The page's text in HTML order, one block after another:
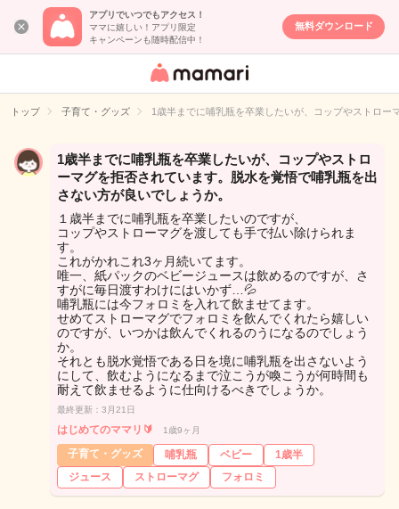
アプリでいつでもアクセス！
ママに嬉しい！アプリ限定
キャンペーンも随時配信中！
無料ダウンロード
女性専用匿名QA
イト
トップ 子育て・グッズ 1歳半までに哺乳瓶を卒業したいが、コップやストロ
1歳半までに哺乳瓶を卒業したいが、コップやストロ
ーマグを拒否されています。脱水を覚悟で哺乳瓶を出
さない方が良いでしょうか。
１歳半までに哺乳瓶を卒業したいのですが、
コップやストローマグを渡しても手で払い除けられま
す。
これがかれこれ3ヶ月続いてます。
唯一、紙パックのベビージュースは飲めるのですが、さ
すがに毎日渡すわけにはいかず…💦
哺乳瓶には今フォロミを入れて飲ませてます。
せめてストローマグでフォロミを飲んでくれたら嬉しい
のですが、いつかは飲んでくれるのうになるのでしょう
か。
それとも脱水覚悟である日を境に哺乳瓶を出さないよう
にして、飲むようになるまで泣こうが喚こうが何時間も
耐えて飲ませるように仕向けるべきでしょうか。
最終更新：3月21日
はじめてのママリ🔰 1歳9ヶ月
子育て・グッズ 哺乳瓶 ベビー
1歳半
ジュース
ストローマグ フォロミ